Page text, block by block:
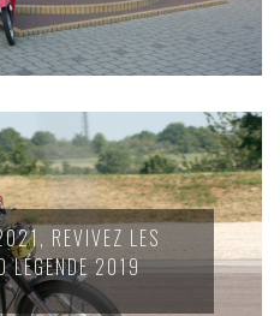
REVIVEZ LES
LÉGENDE 2019